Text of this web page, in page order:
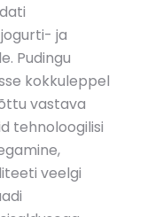
ja
Pudingu
kokkuleppel
vastava
tehnoloogilisi
veelgi